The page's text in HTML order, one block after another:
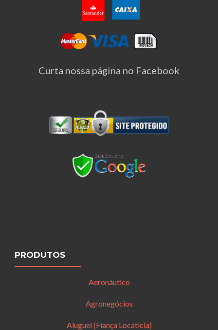
Curta nossa página no Facebook
PRODUTOS
Aeronáutico
Agronegócios
Aluguel (Fiança Locatícia)